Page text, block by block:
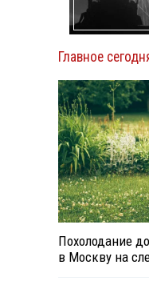
Главное
Похолодание
в Москву на